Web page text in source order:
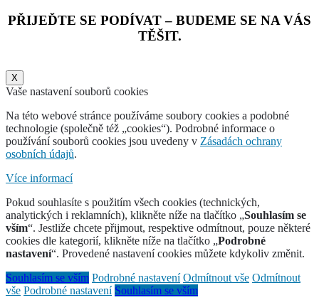
PŘIJEĎTE SE PODÍVAT – BUDEME SE NA VÁS
TĚŠIT.
X
Vaše nastavení souborů cookies
Na této webové stránce používáme soubory cookies a podobné
technologie (společně též „cookies“). Podrobné informace o
používání souborů cookies jsou uvedeny v Zásadách ochrany
osobních údajů.
Více informací
Pokud souhlasíte s použitím všech cookies (technických,
analytických i reklamních), klikněte níže na tlačítko „Souhlasím se
vším“. Jestliže chcete přijmout, respektive odmítnout, pouze některé
cookies dle kategorií, klikněte níže na tlačítko „Podrobné
nastavení“. Provedené nastavení cookies můžete kdykoliv změnit.
Souhlasím se vším Podrobné nastavení Odmítnout vše Odmítnout
vše Podrobné nastavení Souhlasím se vším